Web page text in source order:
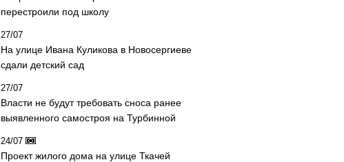
перестроили под школу
27/07
На улице Ивана Куликова в Новосергиеве
сдали детский сад
27/07
Власти не будут требовать сноса ранее
выявленного самостроя на Турбинной
24/07
Проект жилого дома на улице Ткачей